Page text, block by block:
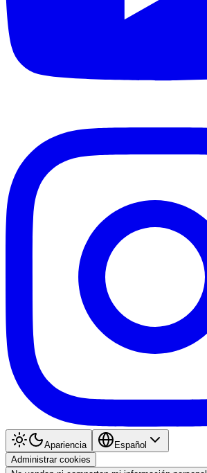
Apariencia
Español
Administrar cookies